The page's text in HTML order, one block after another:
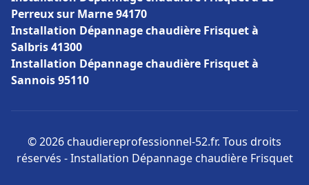
Perreux sur Marne 94170
Installation Dépannage chaudière Frisquet à
Salbris 41300
Installation Dépannage chaudière Frisquet à
Sannois 95110
© 2026 chaudiereprofessionnel-52.fr. Tous droits
réservés - Installation Dépannage chaudière Frisquet